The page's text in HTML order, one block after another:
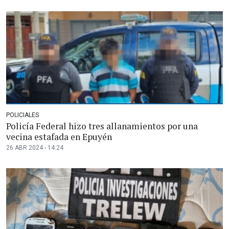
POLICIALES
Policía Federal hizo tres allanamientos por una
vecina estafada en Epuyén
26 ABR 2024 - 14:24